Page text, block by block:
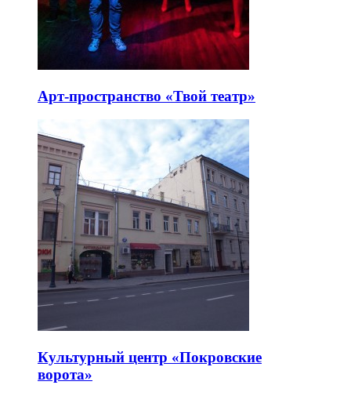
Арт-пространство «Твой театр»
Культурный центр «Покровские
ворота»